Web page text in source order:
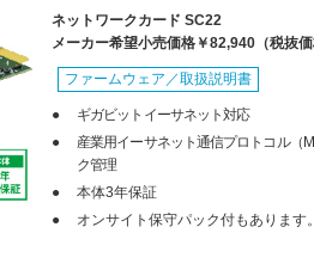
ネットワークカード SC22
メーカー希望小売価格￥82,940（税抜
ファームウェア／取扱説明書
●
ギガビットイーサネット対応
●
産業用イーサネット通信プロトコル（
ク管理
●
本体3年保証
●
オンサイト保守パック付もあります